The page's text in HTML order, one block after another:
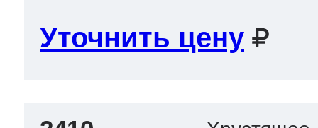
Уточнить цену